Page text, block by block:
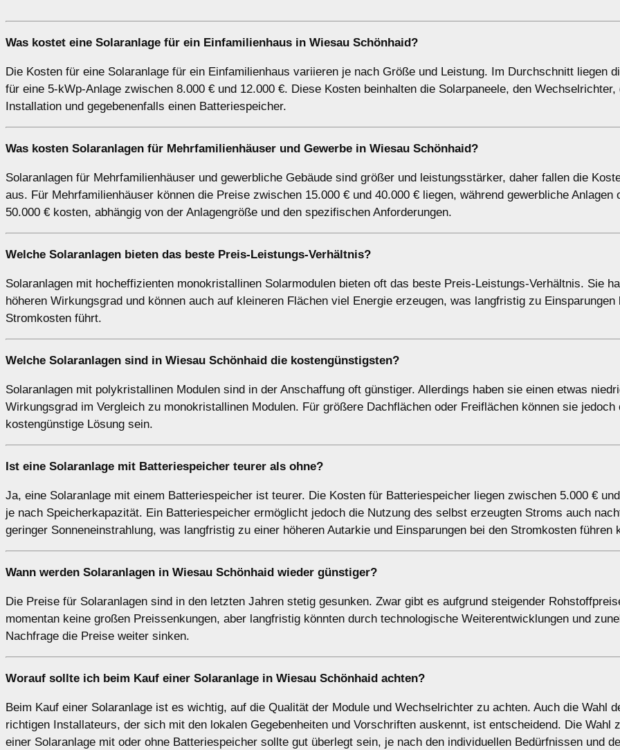
Was kostet eine Solaranlage für ein Einfamilienhaus in Wiesau Schönhaid?
Die Kosten für eine Solaranlage für ein Einfamilienhaus variieren je nach Größe und Leistung. Im Durchschnitt liegen
für eine 5-kWp-Anlage zwischen 8.000 € und 12.000 €. Diese Kosten beinhalten die Solarpaneele, den Wechselrichter,
Installation und gegebenenfalls einen Batteriespeicher.
Was kosten Solaranlagen für Mehrfamilienhäuser und Gewerbe in Wiesau Schönhaid?
Solaranlagen für Mehrfamilienhäuser und gewerbliche Gebäude sind größer und leistungsstärker, daher fallen die
aus. Für Mehrfamilienhäuser können die Preise zwischen 15.000 € und 40.000 € liegen, während gewerbliche Anlagen
50.000 € kosten, abhängig von der Anlagengröße und den spezifischen Anforderungen.
Welche Solaranlagen bieten das beste Preis-Leistungs-Verhältnis?
Solaranlagen mit hocheffizienten monokristallinen Solarmodulen bieten oft das beste Preis-Leistungs-Verhältnis. Sie
höheren Wirkungsgrad und können auch auf kleineren Flächen viel Energie erzeugen, was langfristig zu Einsparungen
Stromkosten führt.
Welche Solaranlagen sind in Wiesau Schönhaid die kostengünstigsten?
Solaranlagen mit polykristallinen Modulen sind in der Anschaffung oft günstiger. Allerdings haben sie einen etwas
Wirkungsgrad im Vergleich zu monokristallinen Modulen. Für größere Dachflächen oder Freiflächen können sie jedoch
kostengünstige Lösung sein.
Ist eine Solaranlage mit Batteriespeicher teurer als ohne?
Ja, eine Solaranlage mit einem Batteriespeicher ist teurer. Die Kosten für Batteriespeicher liegen zwischen 5.000 €
je nach Speicherkapazität. Ein Batteriespeicher ermöglicht jedoch die Nutzung des selbst erzeugten Stroms auch
geringer Sonneneinstrahlung, was langfristig zu einer höheren Autarkie und Einsparungen bei den Stromkosten führen
Wann werden Solaranlagen in Wiesau Schönhaid wieder günstiger?
Die Preise für Solaranlagen sind in den letzten Jahren stetig gesunken. Zwar gibt es aufgrund steigender
momentan keine großen Preissenkungen, aber langfristig könnten durch technologische Weiterentwicklungen und
Nachfrage die Preise weiter sinken.
Worauf sollte ich beim Kauf einer Solaranlage in Wiesau Schönhaid achten?
Beim Kauf einer Solaranlage ist es wichtig, auf die Qualität der Module und Wechselrichter zu achten. Auch die Wahl
richtigen Installateurs, der sich mit den lokalen Gegebenheiten und Vorschriften auskennt, ist entscheidend. Die Wahl
einer Solaranlage mit oder ohne Batteriespeicher sollte gut überlegt sein, je nach den individuellen Bedürfnissen und